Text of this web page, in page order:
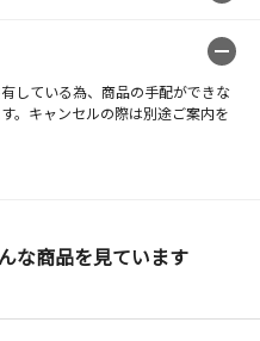
している為、商品の手配ができな
。キャンセルの際は別途ご案内を
な商品を見ています